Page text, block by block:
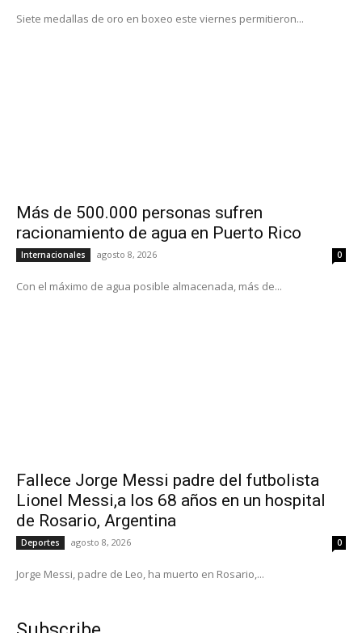
Siete medallas de oro en boxeo este viernes permitieron...
Más de 500.000 personas sufren
racionamiento de agua en Puerto Rico
Internacionales agosto 8, 2026 0
Con el máximo de agua posible almacenada, más de...
Fallece Jorge Messi padre del futbolista
Lionel Messi,a los 68 años en un hospital
de Rosario, Argentina
Deportes agosto 8, 2026 0
Jorge Messi, padre de Leo, ha muerto en Rosario,...